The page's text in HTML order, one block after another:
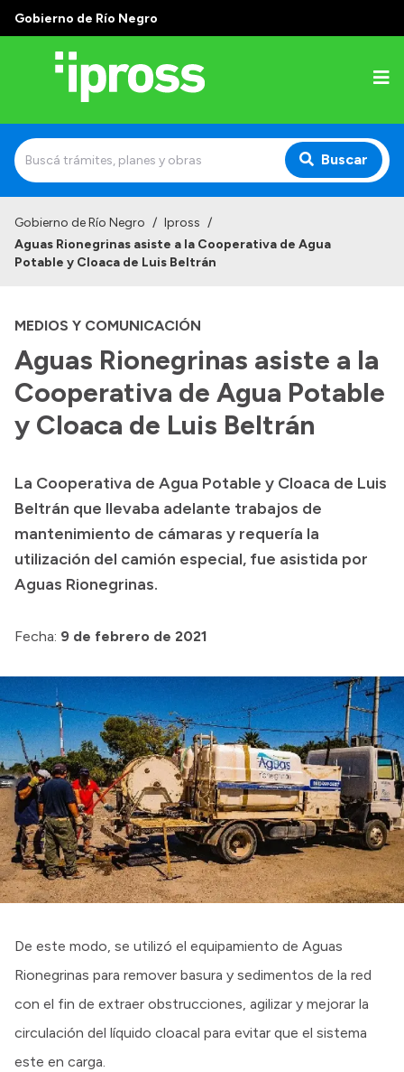
Gobierno de Río Negro
Buscar
Institucional
Autoridades
Delegaciones
Consultorios Propios
Presentación CV
Transparencia
Inversión en Salud
Licitaciones
Consulta de expedientes
Gobierno de Río Negro / Ipross /
Aguas Rionegrinas asiste a la Cooperativa de Agua
Potable y Cloaca de Luis Beltrán
MEDIOS Y COMUNICACIÓN
Aguas Rionegrinas asiste a la
Cooperativa de Agua Potable
y Cloaca de Luis Beltrán
La Cooperativa de Agua Potable y Cloaca de Luis
Beltrán que llevaba adelante trabajos de
mantenimiento de cámaras y requería la
utilización del camión especial, fue asistida por
Aguas Rionegrinas.
Fecha: 9 de febrero de 2021
De este modo, se utilizó el equipamiento de Aguas
Rionegrinas para remover basura y sedimentos de la red
con el fin de extraer obstrucciones, agilizar y mejorar la
circulación del líquido cloacal para evitar que el sistema
este en carga.